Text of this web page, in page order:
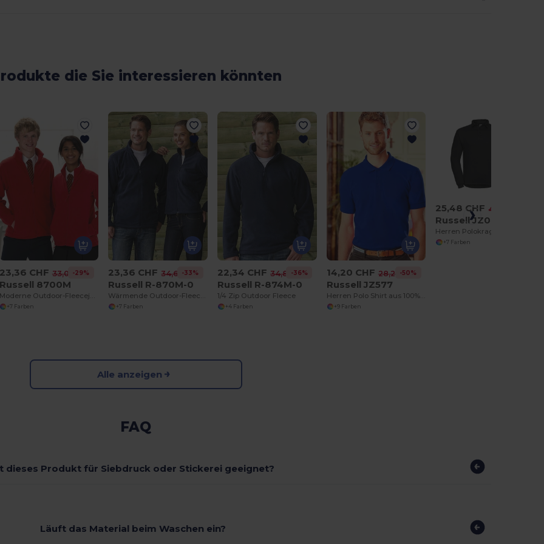
die Sie interessieren könnten
CHF 33,04 CHF
-29%
8700M
+7 Farben
23,36 CHF 34,62 CHF
-33%
Russell R-870M-0
+7 Farben
22,34 CHF 34,85 CHF
-36%
Russell R-874M-0
1/4 Zip Outdoor Fleece
+4 Farben
14,20 CHF 28,22 CHF
-50%
Russell JZ577
Herren Polo Shirt aus 100% Baumwolle von Russell
+9 Farben
25,48 CHF 44,05 CHF
Russell JZ012
+7 Farben
Alle anzeigen
FAQ
dieses Produkt für Siebdruck oder Stickerei geeignet?
Läuft das Material beim Waschen ein?